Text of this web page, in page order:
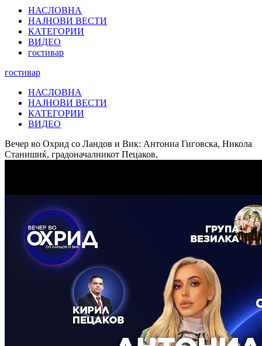
НАСЛОВНА
НАЈНОВИ ВЕСТИ
КАТЕГОРИИ
ВИДЕО
гостивар
гостивар
НАСЛОВНА
НАЈНОВИ ВЕСТИ
КАТЕГОРИИ
ВИДЕО
Вечер во Охрид со Ландов и Вик: Антониа Гиговска, Никола
Станишиќ, градоначалникот Пецаков,